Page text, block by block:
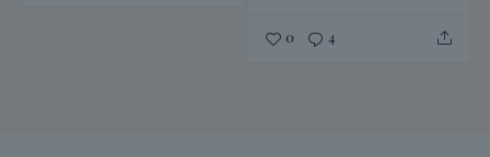
0 4